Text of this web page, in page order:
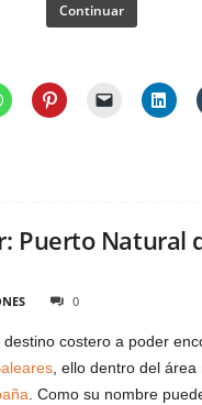
Continuar
Puerto Natural
0
costero a poder
, ello dentro del área
. Como su nombre